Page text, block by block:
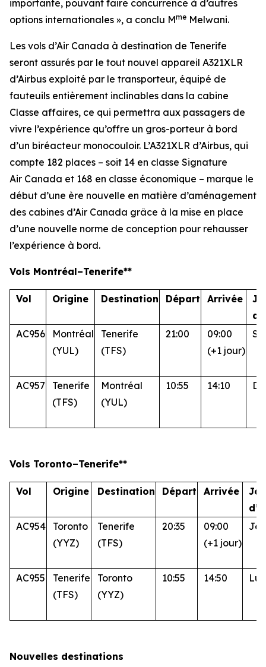
importante, pouvant faire concurrence à d’autres
options internationales », a conclu Mme Melwani.
Les vols d’Air Canada à destination de Tenerife
seront assurés par le tout nouvel appareil A321XLR
d’Airbus exploité par le transporteur, équipé de
fauteuils entièrement inclinables dans la cabine
Classe affaires, ce qui permettra aux passagers de
vivre l’expérience qu’offre un gros-porteur à bord
d’un biréacteur monocouloir. L’A321XLR d’Airbus, qui
compte 182 places – soit 14 en classe Signature
Air Canada et 168 en classe économique – marque le
début d’une ère nouvelle en matière d’aménagement
des cabines d’Air Canada grâce à la mise en place
d’une nouvelle norme de conception pour rehausser
l’expérience à bord.
Vols Montréal–Tenerife**
Vol Origine Destination Départ Arrivée
AC956
Montréal
(YUL)
Tenerife
(TFS)
21:00
09:00
(+1 jour)
AC957
Tenerife
(TFS)
Montréal
(YUL)
10:55 14:10
Vols Toronto–Tenerife**
Vol Origine Destination Départ Arrivée
AC954
Toronto
(YYZ)
Tenerife
(TFS)
20:35
09:00
(+1 jour)
AC955
Tenerife
(TFS)
Toronto
(YYZ)
10:55 14:50
Nouvelles destinations